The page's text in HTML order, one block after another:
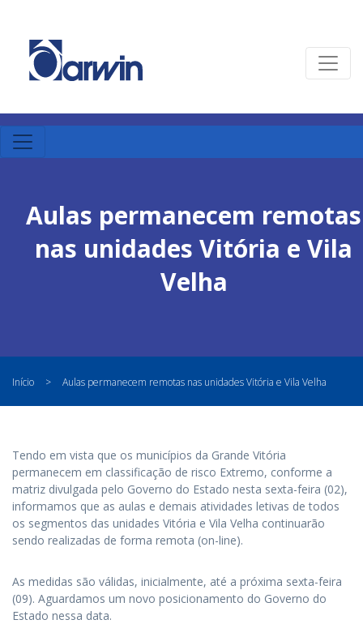
Aulas permanecem remotas
nas unidades Vitória e Vila
Velha
Início > Aulas permanecem remotas nas unidades Vitória e Vila Velha
Tendo em vista que os municípios da Grande Vitória
permanecem em classificação de risco Extremo, conforme a
matriz divulgada pelo Governo do Estado nesta sexta-feira (02),
informamos que as aulas e demais atividades letivas de todos
os segmentos das unidades Vitória e Vila Velha continuarão
sendo realizadas de forma remota (on-line).
As medidas são válidas, inicialmente, até a próxima sexta-feira
(09). Aguardamos um novo posicionamento do Governo do
Estado nessa data.